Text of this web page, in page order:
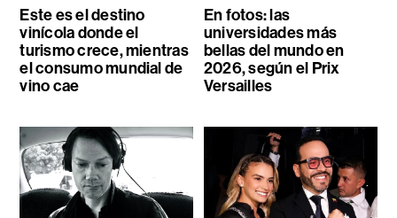
Este es el destino
vinícola donde el
turismo crece, mientras
el consumo mundial de
vino cae
En fotos: las
universidades más
bellas del mundo en
2026, según el Prix
Versailles